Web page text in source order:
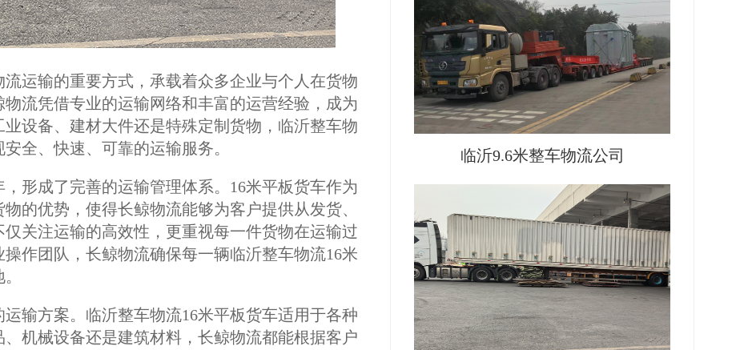
运输的重要方式，承载着众多企业与个人在货物
流凭借专业的运输网络和丰富的运营经验，成为
设备、建材大件还是特殊定制货物，临沂整车物
全、快速、可靠的运输服务。
形成了完善的运输管理体系。16米平板货车作为
的优势，使得长鲸物流能够为客户提供从发货、
关注运输的高效性，更重视每一件货物在运输过
作团队，长鲸物流确保每一辆临沂整车物流16米
输方案。临沂整车物流16米平板货车适用于各种
机械设备还是建筑材料，长鲸物流都能根据客户
临沂9.6米整车物流公司